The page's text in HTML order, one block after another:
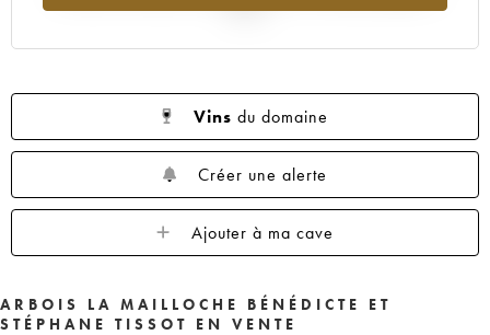
Vins du domaine
Créer une alerte
Ajouter à ma cave
ARBOIS LA MAILLOCHE BÉNÉDICTE ET
STÉPHANE TISSOT EN VENTE